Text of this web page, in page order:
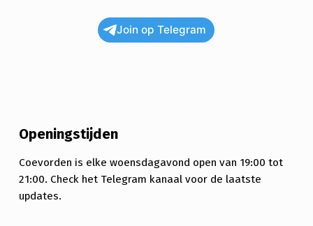
M
M
E
N
Join op Telegram
Openingstijden
Coevorden is elke woensdagavond open van 19:00 tot
21:00. Check het Telegram kanaal voor de laatste
updates.